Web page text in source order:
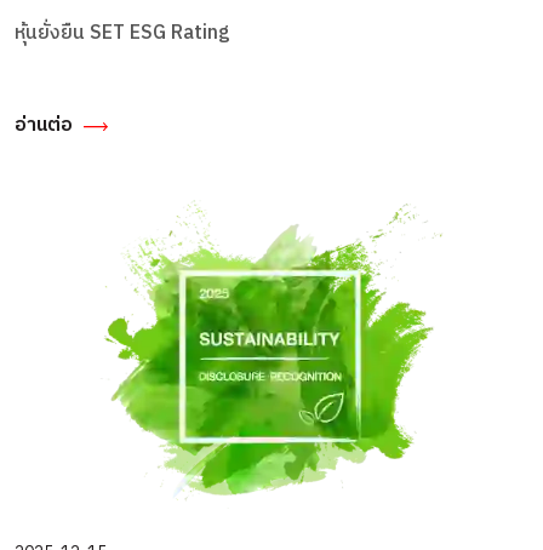
หุ้นยั่งยืน SET ESG Rating
อ่านต่อ